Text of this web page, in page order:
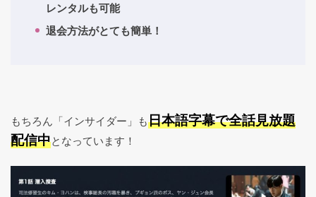
レンタルも可能
退会方法がとても簡単！
もちろん「インサイダー」も日本語字幕で全話見放題
配信中となっています！